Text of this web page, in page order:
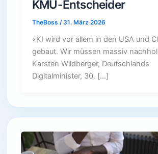
KMU-Entscheider
TheBoss /31. März 2026
«KI wird vor allem in den USA und
gebaut. Wir müssen massiv
Karsten Wildberger, Deutschlands
Digitalminister, 30. […]